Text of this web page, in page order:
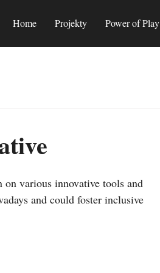
Home Projekty Power of Play
various innovative tools and
and could foster inclusive